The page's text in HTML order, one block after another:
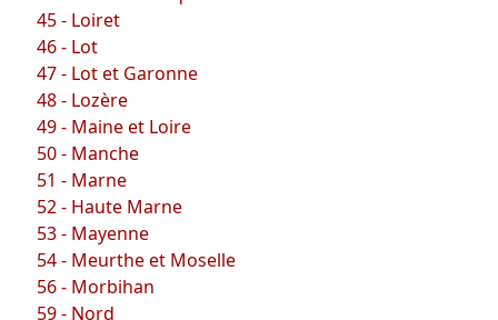
45 - Loiret
46 - Lot
47 - Lot et Garonne
48 - Lozère
49 - Maine et Loire
50 - Manche
51 - Marne
52 - Haute Marne
53 - Mayenne
54 - Meurthe et Moselle
56 - Morbihan
59 - Nord